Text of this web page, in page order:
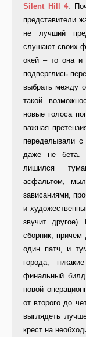
Silent Hill 4.
представители
не лучший
слушают своих
окей – то она
подверглись
выбрать между
такой
новые голоса
важная
переделывали
даже не бета.
лишился
асфальтом,
зависаниями,
и
звучит
сборник,
один патч, и
города,
финальный
новой
от второго до
выглядеть
крест на